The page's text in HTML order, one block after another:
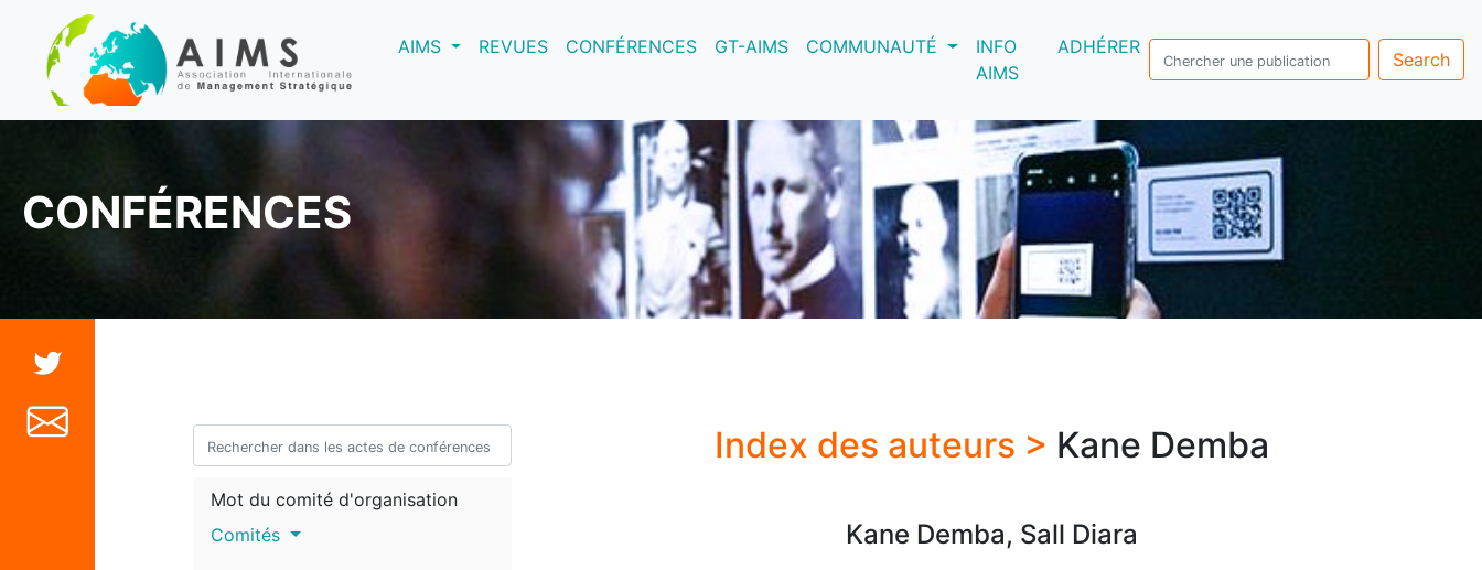
AIMS(current)REVUES CONFÉRENCES GT-AIMS COMMUNAUTÉ
INFO
AIMS
ADHÉRER
Search
CONFÉRENCES
Mot du comité d'organisation
Comités
Index des auteurs > Kane Demba
Kane Demba, Sall Diara